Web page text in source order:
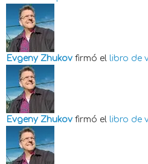
Evgeny Zhukov firmó el libro de
Evgeny Zhukov firmó el libro de